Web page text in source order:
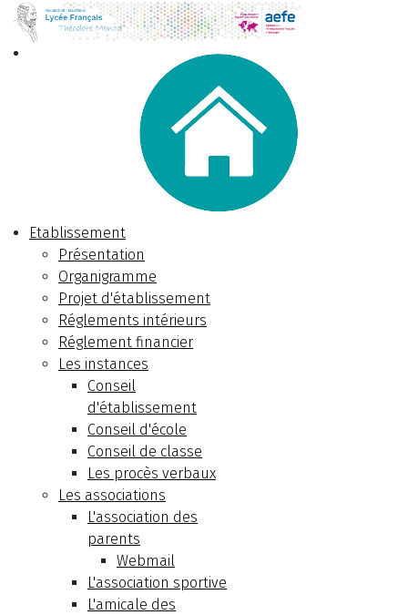
Etablissement
Présentation
Organigramme
Projet d'établissement
Réglements intérieurs
Réglement financier
Les instances
Conseil
d'établissement
Conseil d'école
Conseil de classe
Les procès verbaux
Les associations
L'association des
parents
Webmail
L'association sportive
L'amicale des